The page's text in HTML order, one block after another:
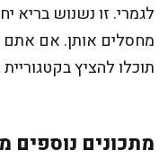
לגמרי. זו נשנוש בריא
מחסלים אותן. אם אתם
תוכלו להציץ בקטגוריית
מתכונים